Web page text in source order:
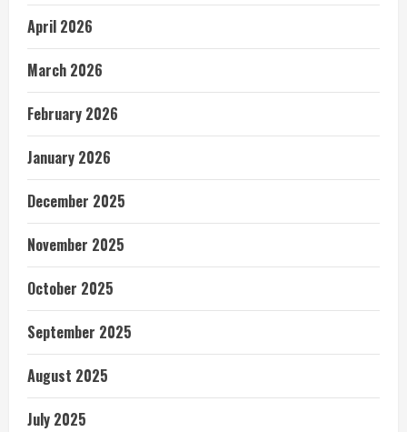
April 2026
March 2026
February 2026
January 2026
December 2025
November 2025
October 2025
September 2025
August 2025
July 2025